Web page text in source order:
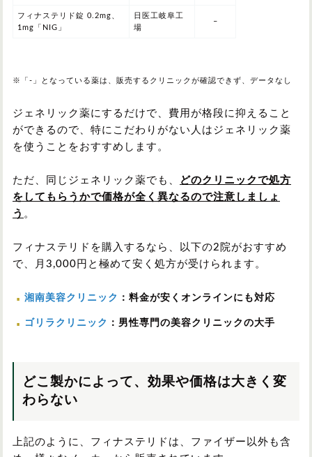
フィナステリド錠 0.2mg、
1mg「NIG」
日医工岐阜工
場
–
※「-」となっている薬は、販売するクリニックが確認できず、データなし
ジェネリック薬にするだけで、費用が格段に抑えること
ができるので、特にこだわりがない人はジェネリック薬
を使うことをおすすめします。
ただ、同じジェネリック薬でも、
どのクリニックで処方
をしてもらうかで価格が全く異なるので注意しましょ
う 。
フィナステリドを購入するなら、以下の2院がおすすめ
で、月3,000円と極めて安く処方が受けられます。
湘南美容クリニック ：料金が安くオンラインにも対応
ゴリラクリニック ：男性専門の美容クリニックの大手
どこ製かによって、効果や価格は大きく変
わらない
上記のように、フィナステリドは、ファイザー以外も含